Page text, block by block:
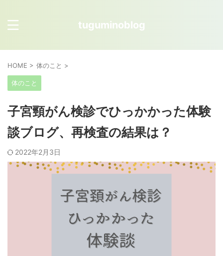
tuguminoblog
HOME > 体のこと >
体のこと
子宮頸がん検診でひっかかった体験
談ブログ、再検査の結果は？
2022年2月3日